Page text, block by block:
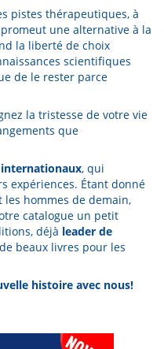
pistes thérapeutiques, à
une alternative à la
la liberté de choix
scientifiques
de le rester parce
la tristesse de votre vie
que
internationaux, qui
expériences. Étant donné
les hommes de demain,
catalogue un petit
déjà leader de
beaux livres pour les
histoire avec nous!